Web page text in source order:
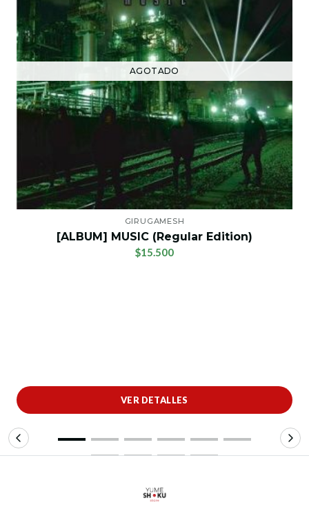
AGOTADO
GIRUGAMESH
[ALBUM] MUSIC (Regular Edition)
$15.500
VER DETALLES